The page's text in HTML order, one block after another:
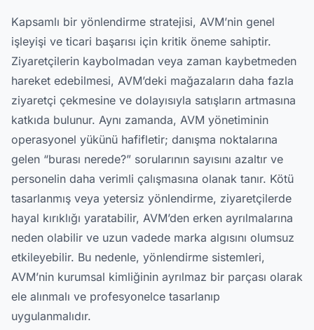
Kapsamlı bir yönlendirme stratejisi, AVM’nin genel
işleyişi ve ticari başarısı için kritik öneme sahiptir.
Ziyaretçilerin kaybolmadan veya zaman kaybetmeden
hareket edebilmesi, AVM’deki mağazaların daha fazla
ziyaretçi çekmesine ve dolayısıyla satışların artmasına
katkıda bulunur. Aynı zamanda, AVM yönetiminin
operasyonel yükünü hafifletir; danışma noktalarına
gelen “burası nerede?” sorularının sayısını azaltır ve
personelin daha verimli çalışmasına olanak tanır. Kötü
tasarlanmış veya yetersiz yönlendirme, ziyaretçilerde
hayal kırıklığı yaratabilir, AVM’den erken ayrılmalarına
neden olabilir ve uzun vadede marka algısını olumsuz
etkileyebilir. Bu nedenle, yönlendirme sistemleri,
AVM’nin kurumsal kimliğinin ayrılmaz bir parçası olarak
ele alınmalı ve profesyonelce tasarlanıp
uygulanmalıdır.